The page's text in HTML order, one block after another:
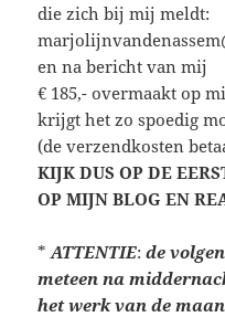
die zich bij mij meldt:
en na bericht van mij
€ 185,- overmaakt op
krijgt het zo spoedig
(de verzendkosten
KIJK DUS OP DE
OP MIJN BLOG EN
*ATTENTIE:de
meteen na
het werk van de